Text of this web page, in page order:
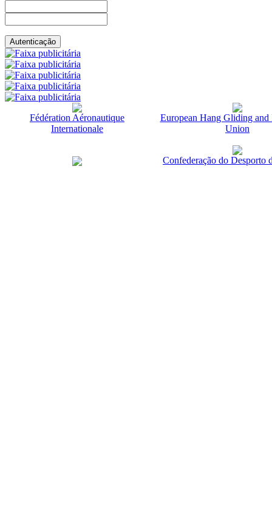
Fédération Aéronautique
Internationale
European Hang Gliding and
Union
Confederação do Desporto